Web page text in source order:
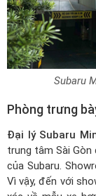
Subaru
Phòng trưng
Đại lý Subaru
trung tâm Sài
của Subaru.
Vì vậy, đến với